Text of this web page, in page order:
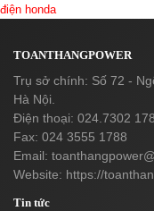
điện honda
TOANTHANGPOWER
Trụ sở chính: Số 72 -
Hà Nội.
Điện thoại: 024.7302
Fax: 024 3555 1788
Email:
Website: https://
Tin tức